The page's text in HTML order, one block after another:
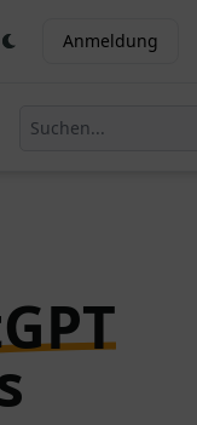
Anmeldung